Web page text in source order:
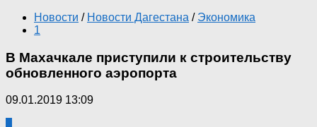
Новости / Новости Дагестана / Экономика
1
В Махачкале приступили к строительству
обновленного аэропорта
09.01.2019 13:09